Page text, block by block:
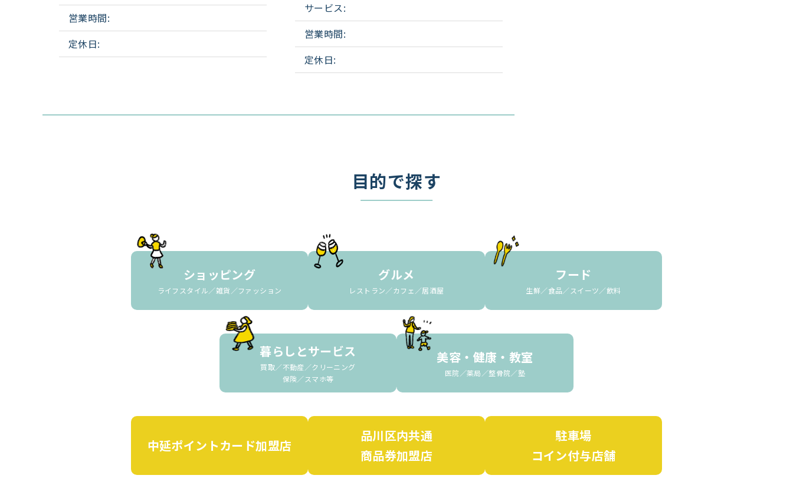
営業時間:
定休日:
サービス:
営業時間:
定休日:
目的で探す
ショッピング
ライフスタイル／雑貨／ファッション
グルメ
レストラン／カフェ／居酒屋
フード
生鮮／食品／スイーツ／飲料
暮らしとサービス
買取／不動産／クリーニング
保険／スマホ等
美容・健康・教室
医院／薬局／整骨院／塾
中延ポイントカード加盟店
品川区内共通
商品券加盟店
駐車場
コイン付与店舗